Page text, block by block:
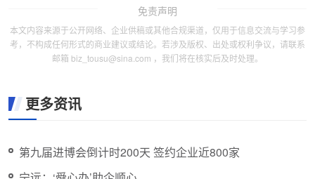
免责声明
本文内容来源于公开网络、企业供稿或其他合规渠道，仅用于信息交流与学习参
考，不构成任何形式的商业建议或结论。若涉及版权、出处或权利争议，请联系
邮箱 biz_tousu@sina.com ，我们将在核实后及时处理。
更多资讯
第九届进博会倒计时200天 签约企业近800家